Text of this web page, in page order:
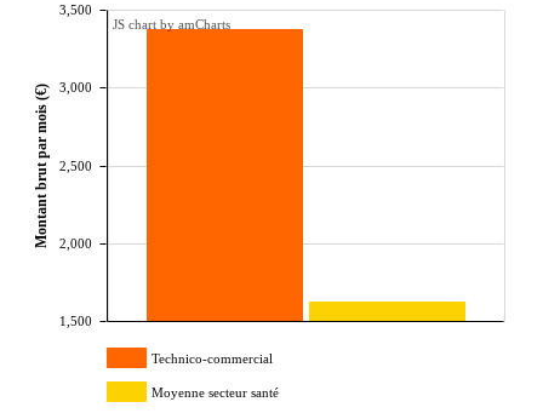
1,500
2,000
2,500
3,000
3,500
Montant brut par mois (€)
JS chart by amCharts
Technico-commercial
Moyenne secteur santé